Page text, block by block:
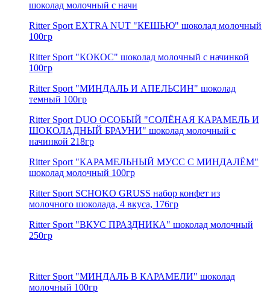
шоколад молочный c начи
Ritter Sport EXTRA NUT "КЕШЬЮ" шоколад молочный
100гр
Ritter Sport "КОКОС" шоколад молочный c начинкой
100гр
Ritter Sport "МИНДАЛЬ И АПЕЛЬСИН" шоколад
темный 100гр
Ritter Sport DUO ОСОБЫЙ "СОЛЁНАЯ КАРАМЕЛЬ И
ШОКОЛАДНЫЙ БРАУНИ" шоколад молочный с
начинкой 218гр
Ritter Sport "КАРАМЕЛЬНЫЙ МУСС С МИНДАЛЁМ"
шоколад молочный 100гр
Ritter Sport SCHOKO GRUSS набор конфет из
молочного шоколада, 4 вкуса, 176гр
Ritter Sport "ВКУС ПРАЗДНИКА" шоколад молочный
250гр
Ritter Sport "МИНДАЛЬ В КАРАМЕЛИ" шоколад
молочный 100гр